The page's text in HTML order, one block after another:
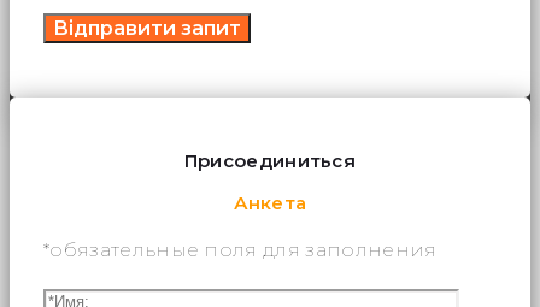
Присоединиться
Анкета
*обязательные поля для заполнения